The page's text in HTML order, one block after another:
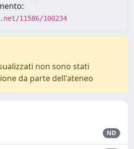
11586/100234
non sono stati
da parte dell'ateneo
ND